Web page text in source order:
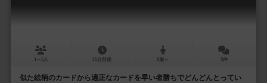
1～5人 15分前後 8歳～ 3件
似た絵柄のカードから適正なカードを早い者勝ちでどんどんとってい